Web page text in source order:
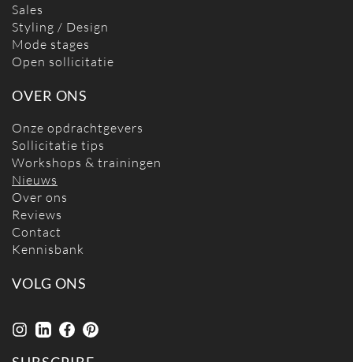
Sales
Styling / Design
Mode stages
Open sollicitatie
OVER ONS
Onze opdrachtgevers
Sollicitatie tips
Workshops & trainingen
Nieuws
Over ons
Reviews
Contact
Kennisbank
VOLG ONS